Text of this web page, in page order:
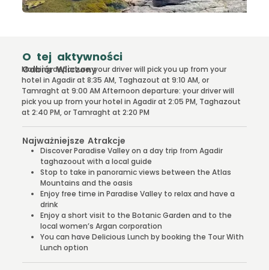
O tej aktywności
Odbiór Wliczony
Morning departure: your driver will pick you up from your
hotel in Agadir at 8:35 AM, Taghazout at 9:10 AM, or
Tamraght at 9:00 AM Afternoon departure: your driver will
pick you up from your hotel in Agadir at 2:05 PM, Taghazout
at 2:40 PM, or Tamraght at 2:20 PM
Najważniejsze Atrakcje
Discover Paradise Valley on a day trip from Agadir
taghazoout with a local guide
Stop to take in panoramic views between the Atlas
Mountains and the oasis
Enjoy free time in Paradise Valley to relax and have a
drink
Enjoy a short visit to the Botanic Garden and to the
local women’s Argan corporation
You can have Delicious Lunch by booking the Tour With
Lunch option